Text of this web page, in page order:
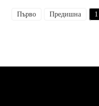
Първо Предишна 1